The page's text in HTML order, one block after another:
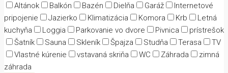
Altánok
Balkón Bazén Dielňa Garáž
Internetové
pripojenie
Jazierko Klimatizácia Komora Krb
Letná
kuchyňa
Loggia Parkovanie vo dvore Pivnica
prístrešok
Šatník
Sauna Skleník Špajza Studňa Terasa
TV
Vlastné kúrenie
vstavaná skriňa WC Záhrada
zimná
záhrada